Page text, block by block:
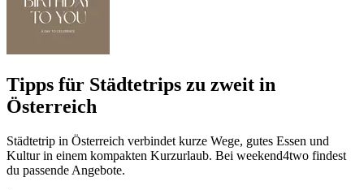
Tipps für Städtetrips zu zweit in
Österreich
Städtetrip in Österreich verbindet kurze Wege, gutes Essen und
Kultur in einem kompakten Kurzurlaub. Bei weekend4two findest
du passende Angebote.